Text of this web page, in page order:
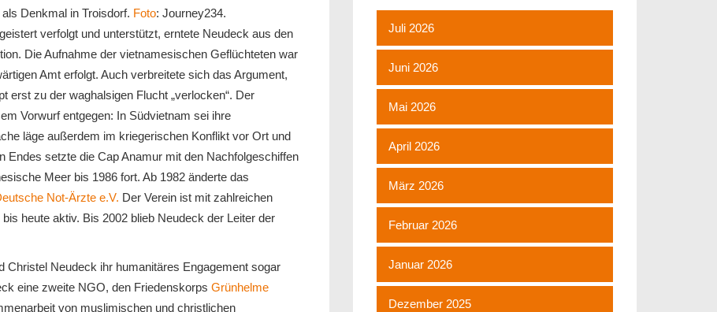
Denkmal in Troisdorf. Foto: Journey234.
verfolgt und unterstützt, erntete Neudeck aus den
Die Aufnahme der vietnamesischen Geflüchteten war
Amt erfolgt. Auch verbreitete sich das Argument,
erst zu der waghalsigen Flucht „verlocken“. Der
Vorwurf entgegen: In Südvietnam sei ihre
läge außerdem im kriegerischen Konflikt vor Ort und
Endes setzte die Cap Anamur mit den Nachfolgeschiffen
Meer bis 1986 fort. Ab 1982 änderte das
Not-Ärzte e.V. Der Verein ist mit zahlreichen
heute aktiv. Bis 2002 blieb Neudeck der Leiter der
Christel Neudeck ihr humanitäres Engagement sogar
eine zweite NGO, den Friedenskorps Grünhelme
von muslimischen und christlichen
Juli 2026
Juni 2026
Mai 2026
April 2026
März 2026
Februar 2026
Januar 2026
Dezember 2025